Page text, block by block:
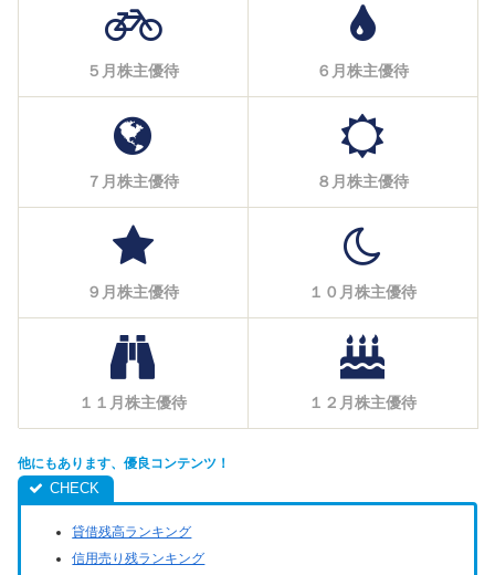
５月株主優待 ６月株主優待
７月株主優待 ８月株主優待
９月株主優待 １０月株主優待
１１月株主優待 １２月株主優待
他にもあります、優良コンテンツ！
貸借残高ランキング
信用売り残ランキング